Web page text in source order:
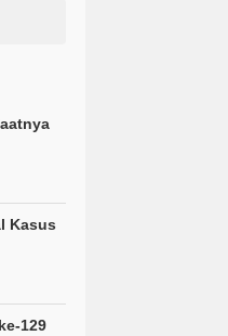
Kasus
129